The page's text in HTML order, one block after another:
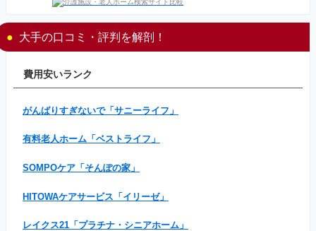
大手の口コミ・評判を解剖！
費用安いランク
がんばりすぎないで「サニーライフ」
有料老人ホーム「ベストライフ」
SOMPOケア「そんぽの家」
HITOWAケアサービス「イリーゼ」
レイクス21「プラチナ・シニアホーム」